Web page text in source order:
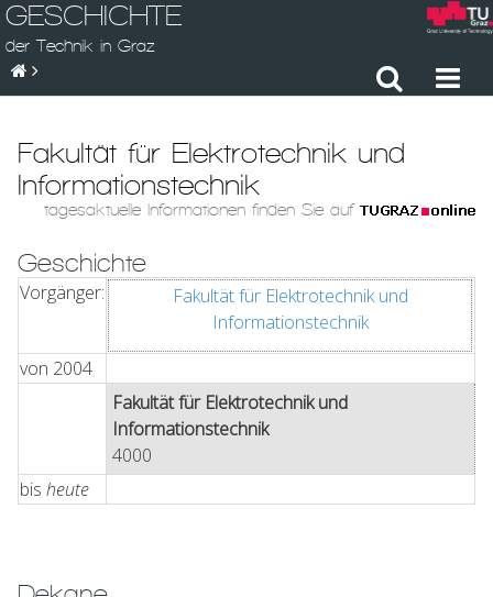
GESCHICHTE
der Technik in Graz
Fakultät für Elektrotechnik und
Informationstechnik
tagesaktuelle Informationen finden Sie auf
Geschichte
Vorgänger:
Fakultät für Elektrotechnik und
Informationstechnik
von 2004
Fakultät für Elektrotechnik und
Informationstechnik
4000
bis heute